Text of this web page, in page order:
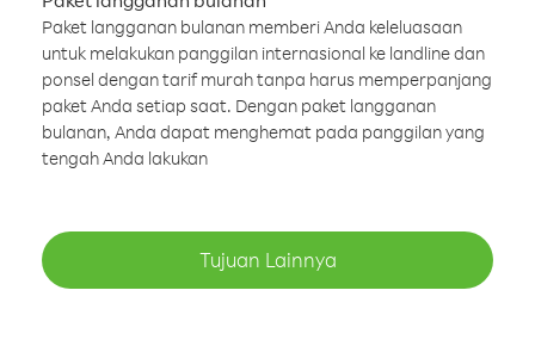
Paket langganan bulanan memberi Anda keleluasaan
untuk melakukan panggilan internasional ke landline dan
ponsel dengan tarif murah tanpa harus memperpanjang
paket Anda setiap saat. Dengan paket langganan
bulanan, Anda dapat menghemat pada panggilan yang
tengah Anda lakukan
Tujuan Lainnya